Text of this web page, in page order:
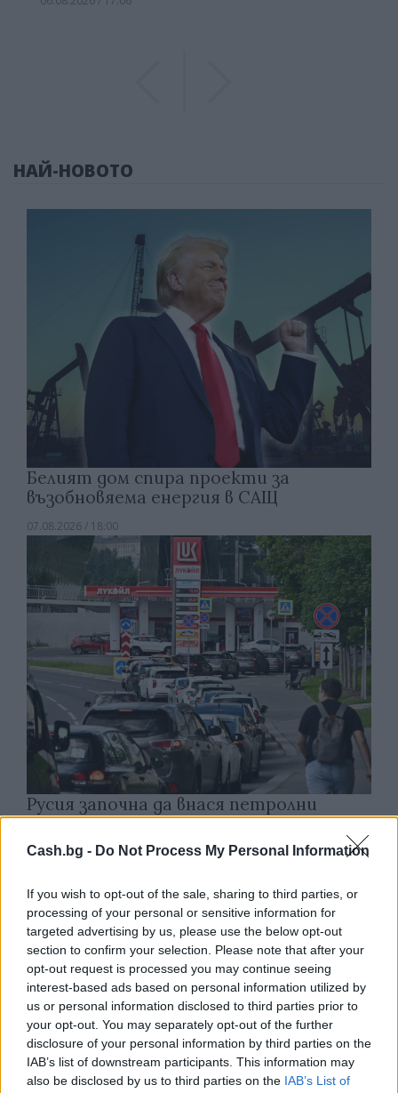
Cash.bg - Do Not Process My Personal Information
If you wish to opt-out of the sale, sharing to third parties, or
processing of your personal or sensitive information for
targeted advertising by us, please use the below opt-out
section to confirm your selection. Please note that after your
opt-out request is processed you may continue seeing
interest-based ads based on personal information utilized by
us or personal information disclosed to third parties prior to
your opt-out. You may separately opt-out of the further
disclosure of your personal information by third parties on the
IAB’s list of downstream participants. This information may
also be disclosed by us to third parties on the IAB’s List of
НАЙ-НОВОТО
Белият дом спира проекти за
възобновяема енергия в САЩ
07.08.2026 / 18:00
Русия започна да внася петролни
продукти от Южна Корея.
07.08.2026 / 17:05